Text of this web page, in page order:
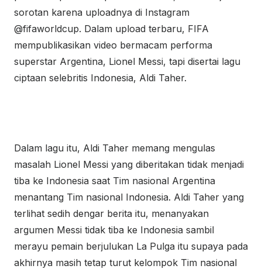
sorotan karena uploadnya di Instagram
@fifaworldcup. Dalam upload terbaru, FIFA
mempublikasikan video bermacam performa
superstar Argentina, Lionel Messi, tapi disertai lagu
ciptaan selebritis Indonesia, Aldi Taher.
Dalam lagu itu, Aldi Taher memang mengulas
masalah Lionel Messi yang diberitakan tidak menjadi
tiba ke Indonesia saat Tim nasional Argentina
menantang Tim nasional Indonesia. Aldi Taher yang
terlihat sedih dengar berita itu, menanyakan
argumen Messi tidak tiba ke Indonesia sambil
merayu pemain berjulukan La Pulga itu supaya pada
akhirnya masih tetap turut kelompok Tim nasional